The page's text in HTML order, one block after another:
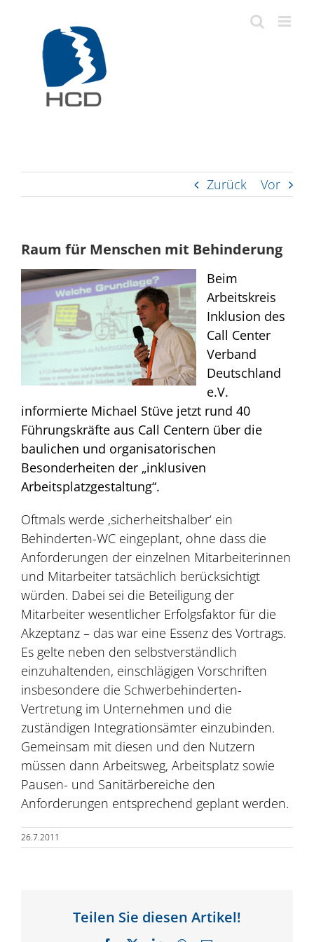
springen
Zurück Vor
Raum für Menschen mit Behinderung
Beim
Arbeitskreis
Inklusion des
Call Center
Verband
Deutschland
e.V.
informierte Michael Stüve jetzt rund 40
Führungskräfte aus Call Centern über die
baulichen und organisatorischen
Besonderheiten der „inklusiven
Arbeitsplatzgestaltung“.
Oftmals werde ,sicherheitshalber‘ ein
Behinderten-WC eingeplant, ohne dass die
Anforderungen der einzelnen Mitarbeiterinnen
und Mitarbeiter tatsächlich berücksichtigt
würden. Dabei sei die Beteiligung der
Mitarbeiter wesentlicher Erfolgsfaktor für die
Akzeptanz – das war eine Essenz des Vortrags.
Es gelte neben den selbstverständlich
einzuhaltenden, einschlägigen Vorschriften
insbesondere die Schwerbehinderten-
Vertretung im Unternehmen und die
zuständigen Integrationsämter einzubinden.
Gemeinsam mit diesen und den Nutzern
müssen dann Arbeitsweg, Arbeitsplatz sowie
Pausen- und Sanitärbereiche den
Anforderungen entsprechend geplant werden.
26.7.2011
Teilen Sie diesen Artikel!